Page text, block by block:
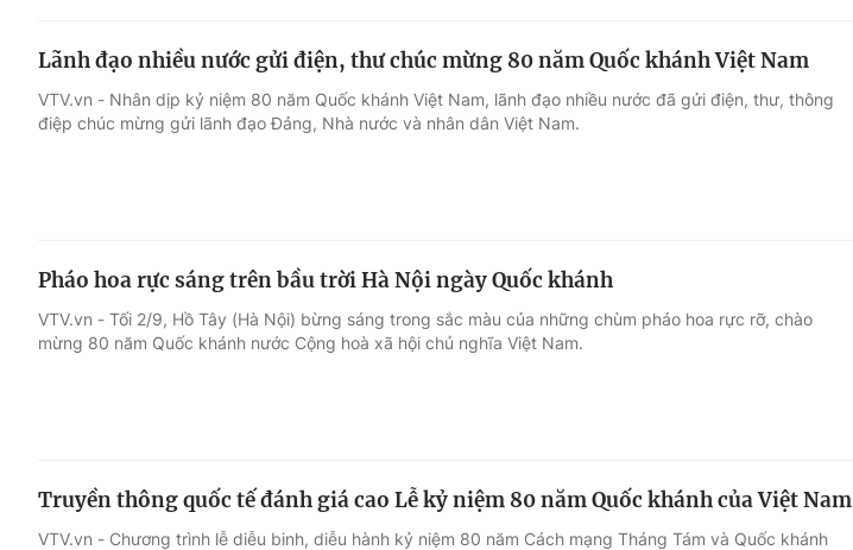
Lãnh đạo nhiều nước gửi điện, thư chúc mừng 80 năm Quốc khánh Việt Nam
VTV.vn - Nhân dịp kỷ niệm 80 năm Quốc khánh Việt Nam, lãnh đạo nhiều nước đã gửi điện, thư, thông
điệp chúc mừng gửi lãnh đạo Đảng, Nhà nước và nhân dân Việt Nam.
Pháo hoa rực sáng trên bầu trời Hà Nội ngày Quốc khánh
VTV.vn - Tối 2/9, Hồ Tây (Hà Nội) bừng sáng trong sắc màu của những chùm pháo hoa rực rỡ, chào
mừng 80 năm Quốc khánh nước Cộng hoà xã hội chủ nghĩa Việt Nam.
Truyền thông quốc tế đánh giá cao Lễ kỷ niệm 80 năm Quốc khánh của Việt Nam
VTV.vn - Chương trình lễ diễu binh, diễu hành kỷ niệm 80 năm Cách mạng Tháng Tám và Quốc khánh